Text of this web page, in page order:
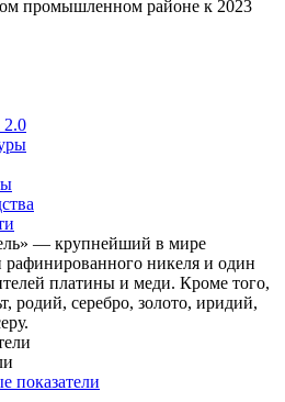
промышленном районе к 2023
2.0
— крупнейший в мире
рафинированного никеля и один
платины и меди. Кроме того,
родий, серебро, золото, иридий,
показатели